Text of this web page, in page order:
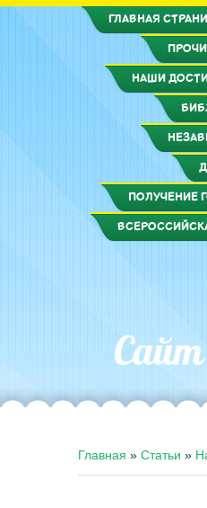
ГЛАВНАЯ
НАШИ
ПОЛУЧЕНИЕ
Главная » Статьи »